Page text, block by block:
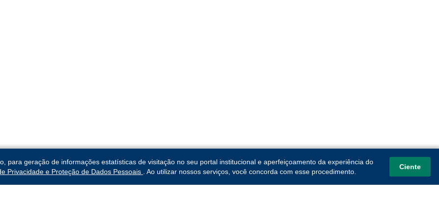
para geração de informações estatísticas de visitação no seu portal institucional e aperfeiçoamento da experiência do
Privacidade e Proteção de Dados Pessoais . Ao utilizar nossos serviços, você concorda com esse procedimento.
Ciente